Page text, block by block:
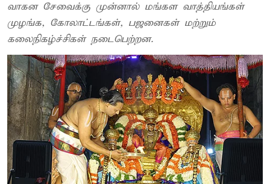
வாகன சேவைக்கு முன்னால் மங்கள வாத்தியங்கள்
முழங்க, கோலாட்டங்கள், பஜனைகள் மற்றும்
கலைநிகழ்ச்சிகள் நடைபெற்றன.